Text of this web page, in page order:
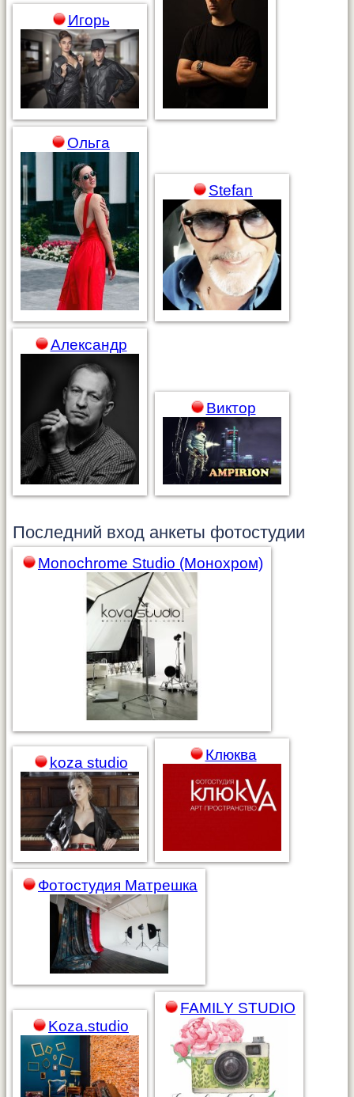
Игорь
Ольга
Stefan
Александр
Виктор
Последний вход анкеты фотостудии
Monochrome Studio (Монохром)
koza studio Клюква
Фотостудия Матрешка
Koza.studio
FAMILY STUDIO